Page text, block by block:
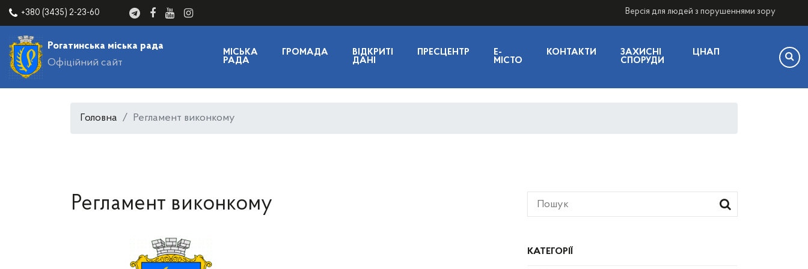
+380 (3435) 2-23-60 Версія для людей з порушеннями зору
Рогатинська міська рада
Офіційний сайт
МІСЬКА
РАДА
ГРОМАДА
ВІДКРИТІ
ДАНІ
ПРЕСЦЕНТР
E-
МІСТО
КОНТАКТИ
ЗАХИСНІ
СПОРУДИ
ЦНАП
Головна Регламент виконкому
КАТЕГОРІЇ
Регламент виконкому